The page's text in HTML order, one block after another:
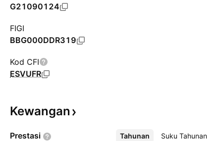
G21090124
FIGI
BBG000DDR319
Kod CFI
ESVUFR
Kewangan
Prestasi Tahunan Suku Tahunan
Lebih